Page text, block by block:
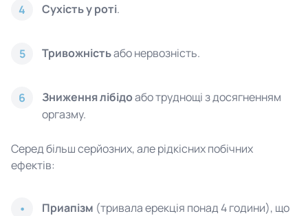
4 Сухість у роті.
5 Тривожністьабо нервозність.
6 Зниження лібідоабо труднощі з досягненням
оргазму.
Серед більш серйозних, але рідкісних побічних
ефектів:
Приапізм (тривала ерекція понад 4 години), що